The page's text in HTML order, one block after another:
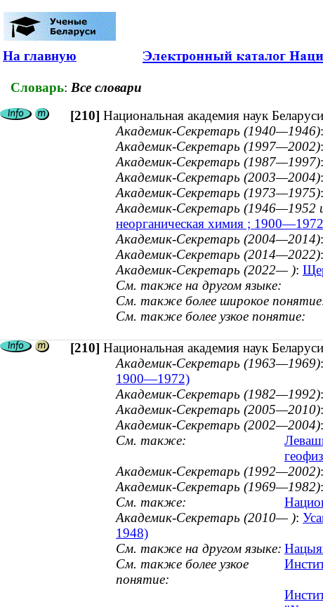
На главную
Словарь: Все словари
[210] Национальная академия наук
Академик-Секретарь (1940—1946):
Академик-Секретарь (1997—2002):
Академик-Секретарь (1987—1997):
Академик-Секретарь (2003—2004):
Академик-Секретарь (1973—1975):
Академик-Секретарь (1946—1952
неорганическая химия ;
Академик-Секретарь (2004—2014):
Академик-Секретарь (2014—2022):
Академик-Секретарь (2022— ):
См. также на другом языке:
См. также более широкое
См. также более узкое понятие:
[210] Национальная академия наук
Академик-Секретарь (1963—1969):
1900—1972)
Академик-Секретарь (1982—1992):
Академик-Секретарь (2005—2010):
Академик-Секретарь (2002—2004):
См. также:
Академик-Секретарь (1992—2002):
Академик-Секретарь (1969—1982):
См. также:
Академик-Секретарь (2010— ):
1948)
См. также на другом языке:
См. также более узкое
понятие: